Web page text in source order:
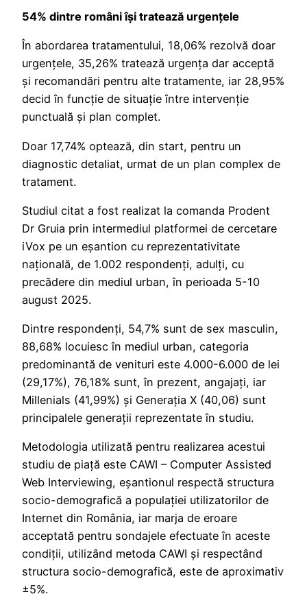
54% dintre români își tratează urgențele
În abordarea tratamentului, 18,06% rezolvă doar
urgențele, 35,26% tratează urgența dar acceptă
și recomandări pentru alte tratamente, iar 28,95%
decid în funcție de situație între intervenție
punctuală și plan complet.
Doar 17,74% optează, din start, pentru un
diagnostic detaliat, urmat de un plan complex de
tratament.
Studiul citat a fost realizat la comanda Prodent
Dr Gruia prin intermediul platformei de cercetare
iVox pe un eșantion cu reprezentativitate
națională, de 1.002 respondenți, adulți, cu
precădere din mediul urban, în perioada 5-10
august 2025.
Dintre respondenți, 54,7% sunt de sex masculin,
88,68% locuiesc în mediul urban, categoria
predominantă de venituri este 4.000-6.000 de lei
(29,17%), 76,18% sunt, în prezent, angajați, iar
Millenials (41,99%) și Generația X (40,06) sunt
principalele generații reprezentate în studiu.
Metodologia utilizată pentru realizarea acestui
studiu de piață este CAWI – Computer Assisted
Web Interviewing, eșantionul respectă structura
socio-demografică a populației utilizatorilor de
Internet din România, iar marja de eroare
acceptată pentru sondajele efectuate în aceste
condiții, utilizând metoda CAWI și respectând
structura socio-demografică, este de aproximativ
±5%.